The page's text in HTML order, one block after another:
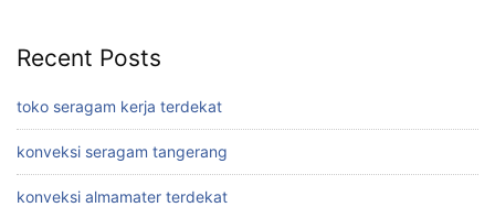
Recent Posts
toko seragam kerja terdekat
konveksi seragam tangerang
konveksi almamater terdekat